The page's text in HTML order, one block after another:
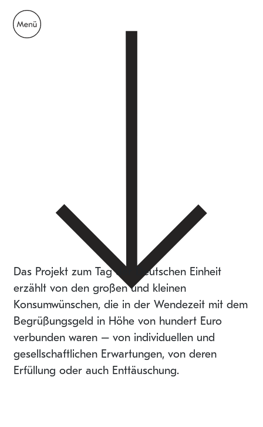
Das Projekt zum Tag der Deutschen Einheit
erzählt von den großen und kleinen
Konsumwünschen, die in der Wendezeit mit dem
Begrüßungsgeld in Höhe von hundert Euro
verbunden waren – von individuellen und
gesellschaftlichen Erwartungen, von deren
Erfüllung oder auch Enttäuschung.